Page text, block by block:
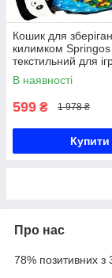
Кошик для
килимком
текстильний для
аксесуарів HA0134
В наявності
599 ₴ 1 978 ₴
Купити
Про нас
78% позитивних з